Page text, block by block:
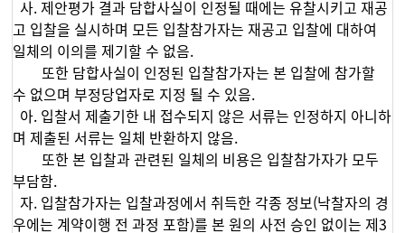
사. 제안평가 결과 담합사실이 인정될 때에는 유찰시키고 재공
고 입찰을 실시하며 모든 입찰참가자는 재공고 입찰에 대하여
일체의 이의를 제기할 수 없음.
또한 담합사실이 인정된 입찰참가자는 본 입찰에 참가할
수 없으며 부정당업자로 지정 될 수 있음.
아. 입찰서 제출기한 내 접수되지 않은 서류는 인정하지 아니하
며 제출된 서류는 일체 반환하지 않음.
또한 본 입찰과 관련된 일체의 비용은 입찰참가자가 모두
부담함.
자. 입찰참가자는 입찰과정에서 취득한 각종 정보(낙찰자의 경
우에는 계약이행 전 과정 포함)를 본 원의 사전 승인 없이는 제3